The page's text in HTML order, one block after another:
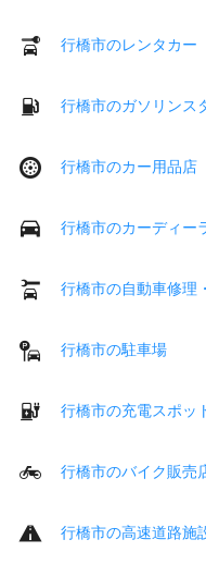
行橋市のレンタカー
行橋市のガソリンス
行橋市のカー用品店
行橋市のカーディー
行橋市の自動車修理
行橋市の駐車場
行橋市の充電スポッ
行橋市のバイク販売
行橋市の高速道路施